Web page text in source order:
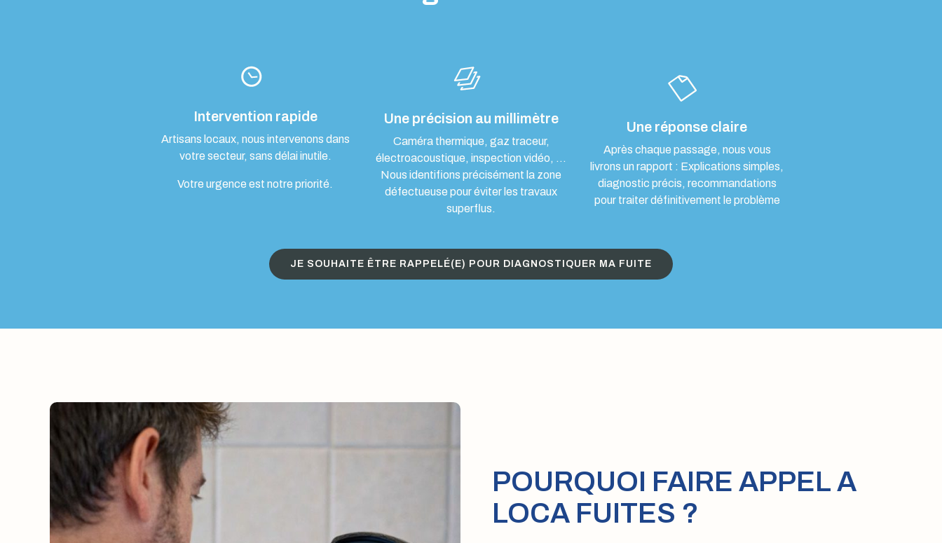
Intervention rapide
Artisans locaux, nous intervenons dans
votre secteur, sans délai inutile.
Votre urgence est notre priorité.
Une précision au millimètre
Caméra thermique, gaz traceur,
électroacoustique, inspection vidéo, …
Nous identifions précisément la zone
défectueuse pour éviter les travaux
superflus.
Une réponse claire
Après chaque passage, nous vous
livrons un rapport : Explications simples,
diagnostic précis, recommandations
pour traiter définitivement le problème
JE SOUHAITE ÊTRE RAPPELÉ(E) POUR DIAGNOSTIQUER MA FUITE
POURQUOI FAIRE APPEL A
LOCA FUITES ?